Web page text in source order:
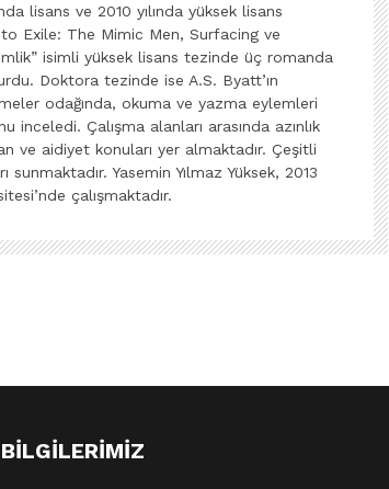
lisans ve 2010 yılında yüksek lisans
Exile: The Mimic Men, Surfacing ve
isimli yüksek lisans tezinde üç romanda
Doktora tezinde ise A.S. Byatt’ın
odağında, okuma ve yazma eylemleri
inceledi. Çalışma alanları arasında azınlık
ve aidiyet konuları yer almaktadır. Çeşitli
Yasemin Yılmaz Yüksek, 2013
çalışmaktadır.